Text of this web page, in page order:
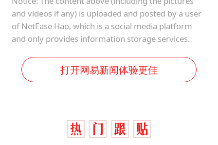
and videos if any) is uploaded and posted by a user
of NetEase Hao, which is a social media platform
and only provides information storage services.
打开网易新闻体验更佳